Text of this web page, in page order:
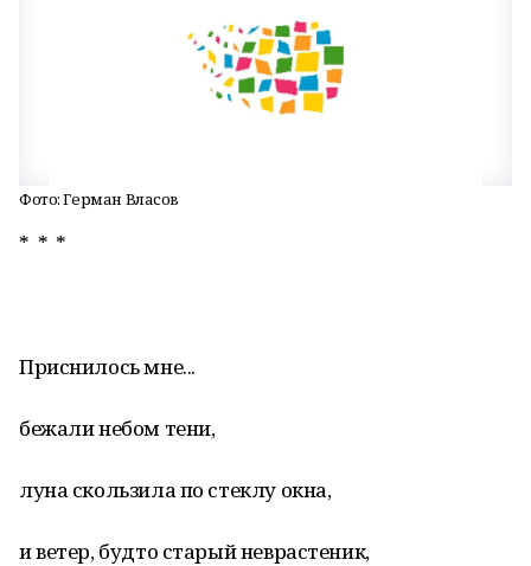
Фото: Герман Власов
* * *
Приснилось мне...
бежали небом тени,
луна скользила по стеклу окна,
и ветер, будто старый неврастеник,